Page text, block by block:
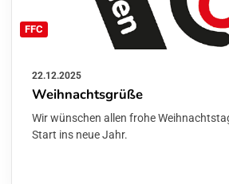
FFC
22.12.2025
Weihnachtsgrüße
Wir wünschen allen frohe
Start ins neue Jahr.